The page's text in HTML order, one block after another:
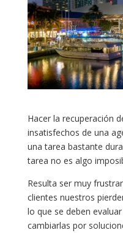
Hacer la recuperación
insatisfechos de una
una tarea bastante
tarea no es algo
Resulta ser muy
clientes nuestros
lo que se deben
cambiarlas por